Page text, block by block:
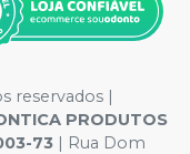
reservados |
PRODUTOS
73 | Rua Dom